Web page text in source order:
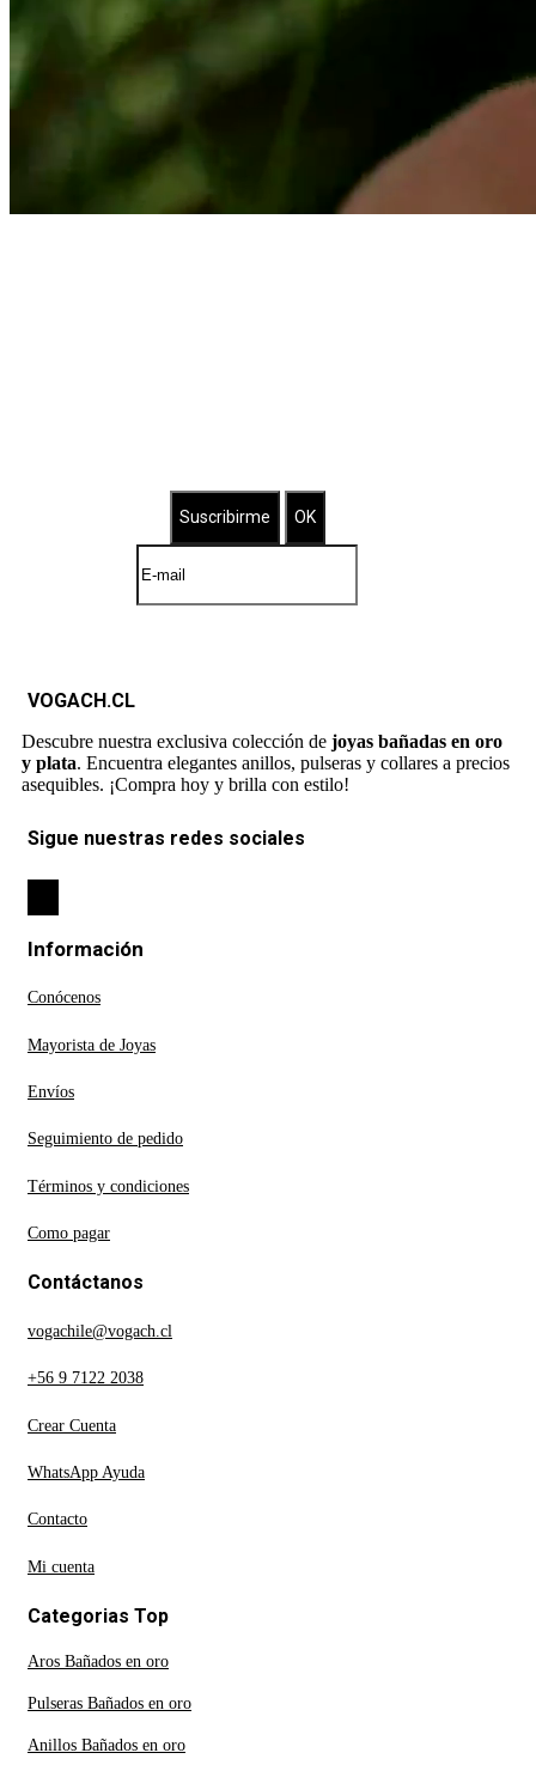
VOGACH.CL
Descubre nuestra exclusiva colección de joyas bañadas en oro
y plata. Encuentra elegantes anillos, pulseras y collares a precios
asequibles. ¡Compra hoy y brilla con estilo!
Sigue nuestras redes sociales
Información
Conócenos
Mayorista de Joyas
Envíos
Seguimiento de pedido
Términos y condiciones
Como pagar
Contáctanos
vogachile@vogach.cl
+56 9 7122 2038
Crear Cuenta
WhatsApp Ayuda
Contacto
Mi cuenta
Categorias Top
Aros Bañados en oro
Pulseras Bañados en oro
Anillos Bañados en oro